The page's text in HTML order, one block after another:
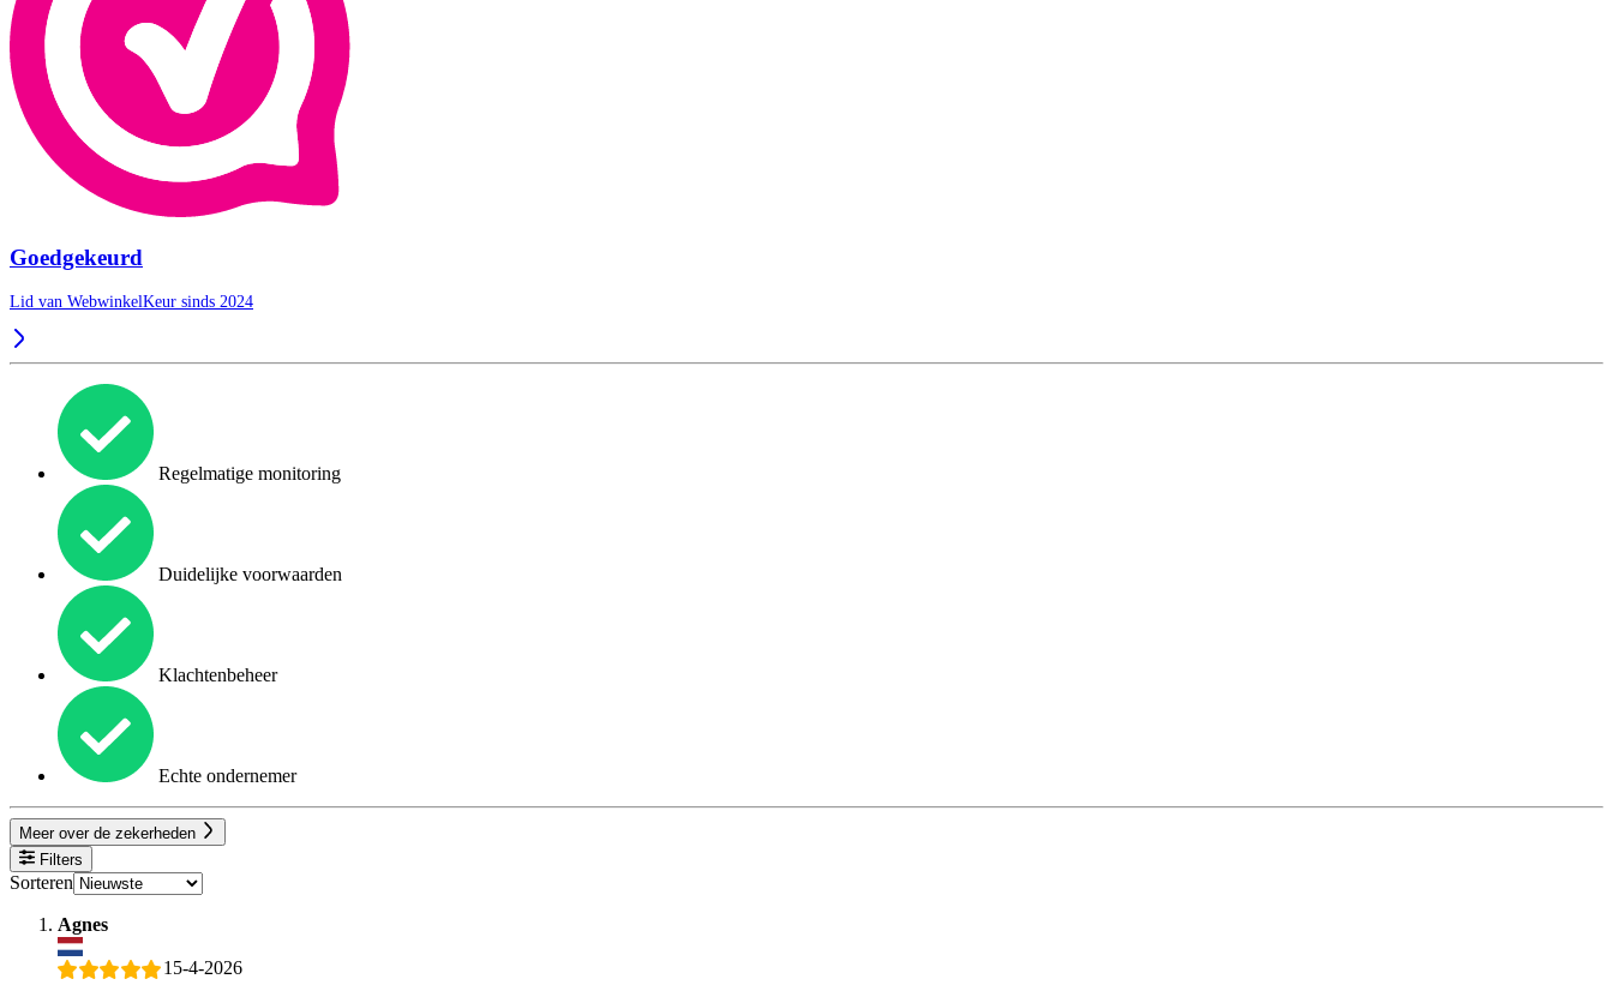
Goedgekeurd
Lid van WebwinkelKeur sinds 2024
Regelmatige monitoring
Duidelijke voorwaarden
Klachtenbeheer
Echte ondernemer
Meer over de zekerheden
Filters
Sorteren
Agnes
15-4-2026